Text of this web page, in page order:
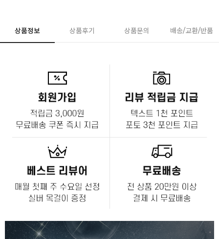
상품정보 상품후기 상품문의 배송/교환/반품